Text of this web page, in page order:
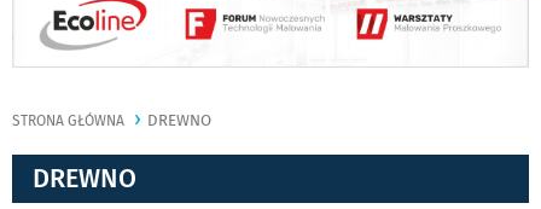
STRONA GŁÓWNA DREWNO
DREWNO